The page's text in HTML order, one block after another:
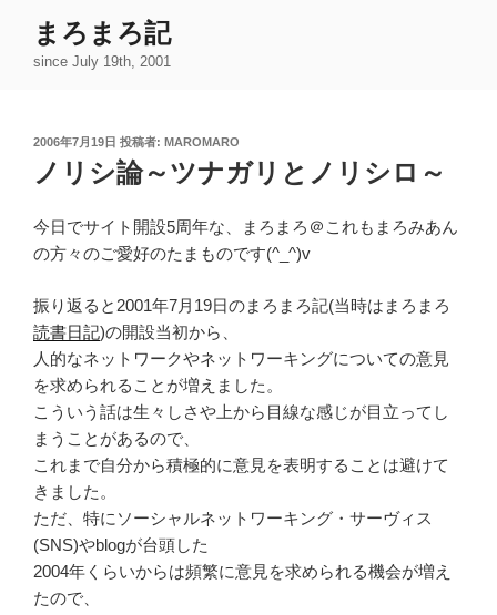
まろまろ記
since July 19th, 2001
投
日:
2006年7月19日 投稿者: MAROMARO
ノリシ論～ツナガリとノリシロ～
今日でサイト開設5周年な、まろまろ＠これもまろみあん
の方々のご愛好のたまものです(^_^)v
振り返ると2001年7月19日のまろまろ記(当時はまろまろ
読書日記)の開設当初から、
人的なネットワークやネットワーキングについての意見
を求められることが増えました。
こういう話は生々しさや上から目線な感じが目立ってし
まうことがあるので、
これまで自分から積極的に意見を表明することは避けて
きました。
ただ、特にソーシャルネットワーキング・サーヴィス
(SNS)やblogが台頭した
2004年くらいからは頻繁に意見を求められる機会が増え
たので、